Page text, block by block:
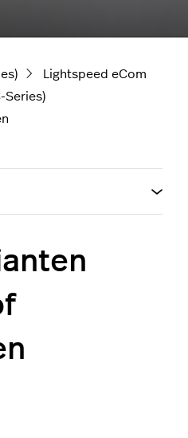
Lightspeed eCom
Series)